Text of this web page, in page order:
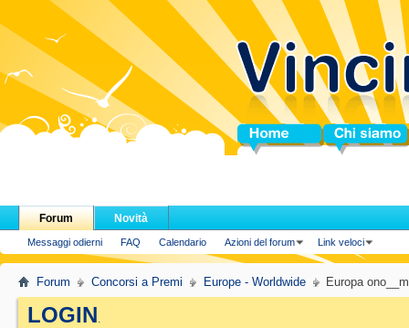
Home Chi siamo
Forum
Messaggi odierni FAQ Calendario Azioni del forum Link veloci
Novità
Forum Concorsi a Premi Europe - Worldwide Europa
LOGIN.